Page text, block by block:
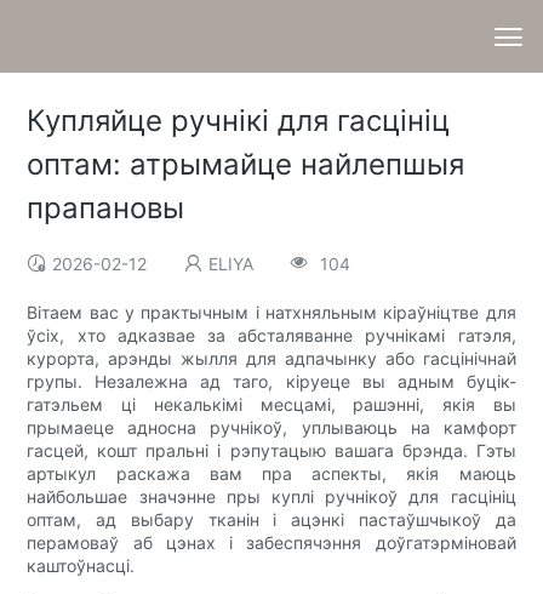
Купляйце ручнікі для гасцініц
оптам: атрымайце найлепшыя
прапановы
2026-02-12 ELIYA 104
Вітаем вас у практычным і натхняльным кіраўніцтве для
ўсіх, хто адказвае за абсталяванне ручнікамі гатэля,
курорта, арэнды жылля для адпачынку або гасцінічнай
групы. Незалежна ад таго, кіруеце вы адным буцік-
гатэльем ці некалькімі месцамі, рашэнні, якія вы
прымаеце адносна ручнікоў, уплываюць на камфорт
гасцей, кошт пральні і рэпутацыю вашага брэнда. Гэты
артыкул раскажа вам пра аспекты, якія маюць
найбольшае значэнне пры куплі ручнікоў для гасцініц
оптам, ад выбару тканін і ацэнкі пастаўшчыкоў да
перамоваў аб цэнах і забеспячэння доўгатэрміновай
каштоўнасці.